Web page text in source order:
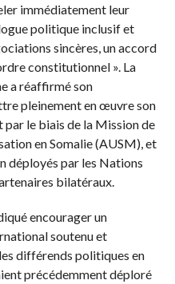
immédiatement leur
politique inclusif et
sincères, un accord
constitutionnel ». La
a réaffirmé son
pleinement en œuvre son
par le biais de la Mission de
en Somalie (AUSM), et
déployés par les Nations
bilatéraux.
encourager un
soutenu et
différends politiques en
précédemment déploré